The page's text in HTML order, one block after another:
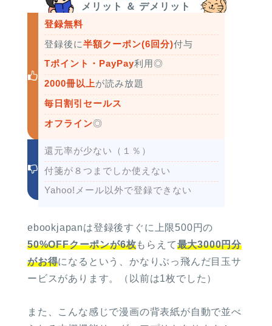
メリット ＆ デメリット
登録無料
登録後に半額クーポン(6回分)付与
Tポイント・PayPay利用◎
2000冊以上が読み放題
毎日割引セールス
オフライン◎
還元率が少ない（１％）
付箋が８つまでしか使えない
Yahoo!メール以外で登録できない
ebookjapanは登録後すぐに上限500円の
50%OFFクーポンが6枚もらえて最大3000円分
がお得になるという、かなりぶっ飛んだ目玉サ
ービスがあります。（以前は1枚でした）
また、こんな感じで漫画の背表紙が自動で並べ